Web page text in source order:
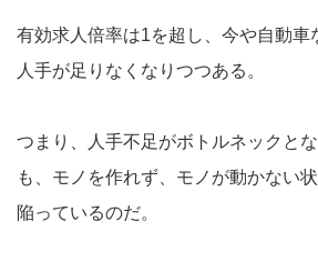
有効求人倍率は1を超し、今や自動車
人手が足りなくなりつつある。
つまり、人手不足がボトルネックと
も、モノを作れず、モノが動かない
陥っているのだ。